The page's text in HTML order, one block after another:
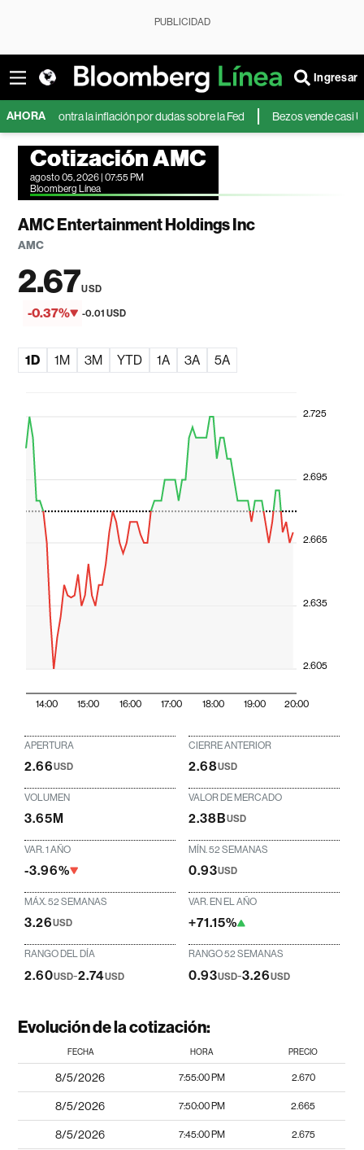
PUBLICIDAD
Ingresar
AHORA
contra la inflación por dudas sobre la Fed Bezos vende casi US$350
Cotización AMC
agosto 05, 2026 | 07:55 PM
Bloomberg Línea
AMC Entertainment Holdings Inc
AMC
2.67USD
-0.37% -0.01 USD
1D 1M 3M YTD 1A 3A 5A
14:00 15:00 16:00 17:00 18:00 19:00 20:00
2.605
2.635
2.665
2.695
2.725
APERTURA
2.66USD
CIERRE ANTERIOR
2.68USD
VOLUMEN
3.65M
VALOR DE MERCADO
2.38BUSD
VAR. 1 AÑO
-3.96%
MÍN. 52 SEMANAS
0.93USD
MÁX. 52 SEMANAS
3.26USD
VAR. EN EL AÑO
+71.15%
RANGO DEL DÍA
2.60USD-2.74USD
RANGO 52 SEMANAS
0.93USD-3.26USD
Evolución de la cotización:
FECHA HORA PRECIO
8/5/2026 7:55:00 PM 2.670
8/5/2026 7:50:00 PM 2.665
8/5/2026 7:45:00 PM 2.675